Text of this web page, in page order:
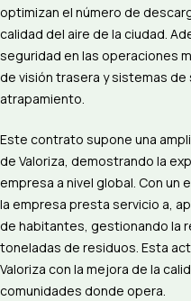
optimizan el número de
calidad del aire de la ciudad.
seguridad en las operaciones
de visión trasera y sistemas
atrapamiento.
Este contrato supone una
de Valoriza, demostrando la
empresa a nivel global. Con
la empresa presta servicio a,
de habitantes, gestionando la
toneladas de residuos. Esta
Valoriza con la mejora de la
comunidades donde opera.